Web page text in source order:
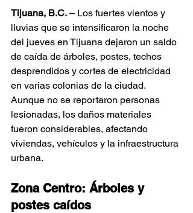
Tijuana, B.C. – Los fuertes vientos y
lluvias que se intensificaron la noche
del jueves en Tijuana dejaron un saldo
de caída de árboles, postes, techos
desprendidos y cortes de electricidad
en varias colonias de la ciudad.
Aunque no se reportaron personas
lesionadas, los daños materiales
fueron considerables, afectando
viviendas, vehículos y la infraestructura
urbana.
Zona Centro: Árboles y
postes caídos